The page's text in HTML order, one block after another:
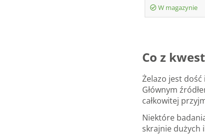
W magazynie
Co z
Żelazo jest
Głównym
całkowitej
Niektóre
skrajnie dużych